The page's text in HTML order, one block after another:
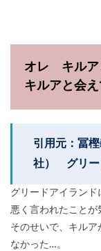
オレ キルア
キルアと会
引用元：冨
社） グリー
グリードアイラン
悪く言われたことが
そのせいで、キルア
なかった…。